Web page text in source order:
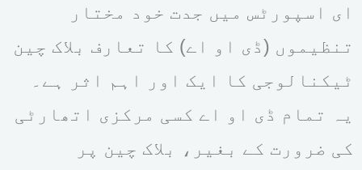
ای اسپورٹس میں جدت خود مختار
تنظیموں (ڈی او اے) کا تعارف بلاک چین
ٹیکنالوجی کا ایک اور اہم اثر ہے۔
یہ تمام ڈی او اے کسی مرکزی اتھارٹی
کی ضرورت کے بغیر، بلاک چین پر